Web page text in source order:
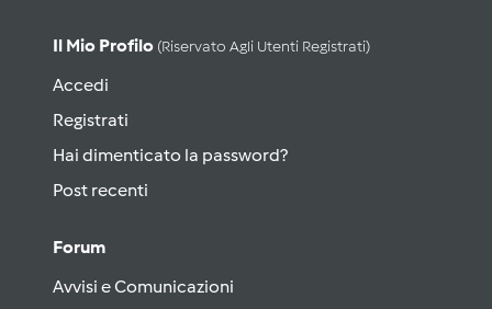
Il Mio Profilo (riservato Agli Utenti Registrati)
Accedi
Registrati
Hai dimenticato la password?
Post recenti
Forum
Avvisi e Comunicazioni